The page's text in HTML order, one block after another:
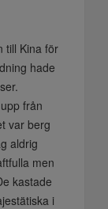
till Kina för
hade
från
var berg
aldrig
men
kastade
i